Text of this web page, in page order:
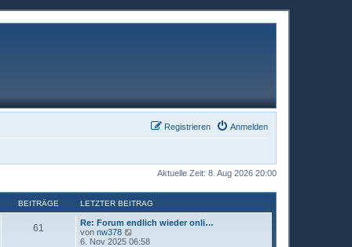
Anmelden
Registrieren
Aktuelle Zeit: 8. Aug 2026 20:00
BEITRÄGE LETZTER BEITRAG
61
Re: Forum endlich wieder onli…
von nw378
e
6. Nov 2025 06:58